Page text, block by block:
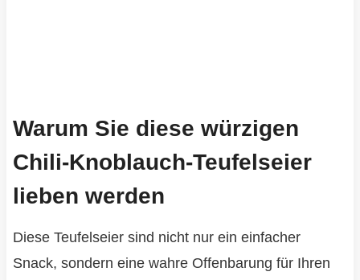
Warum Sie diese würzigen
Chili-Knoblauch-Teufelseier
lieben werden
Diese Teufelseier sind nicht nur ein einfacher
Snack, sondern eine wahre Offenbarung für Ihren